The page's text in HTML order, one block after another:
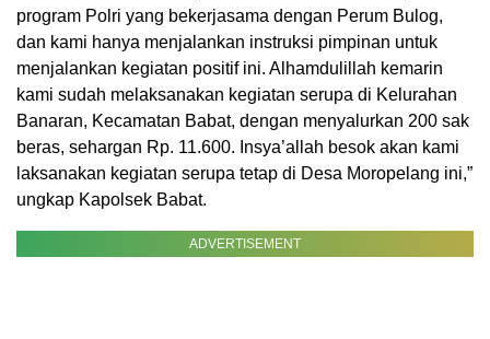
program Polri yang bekerjasama dengan Perum Bulog,
dan kami hanya menjalankan instruksi pimpinan untuk
menjalankan kegiatan positif ini. Alhamdulillah kemarin
kami sudah melaksanakan kegiatan serupa di Kelurahan
Banaran, Kecamatan Babat, dengan menyalurkan 200 sak
beras, sehargan Rp. 11.600. Insya’allah besok akan kami
laksanakan kegiatan serupa tetap di Desa Moropelang ini,”
ungkap Kapolsek Babat.
ADVERTISEMENT